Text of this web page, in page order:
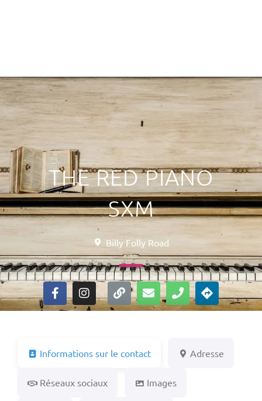
THE RED PIANO
SXM
Billy Folly Road
Informations sur le contact Adresse
Réseaux sociaux Images